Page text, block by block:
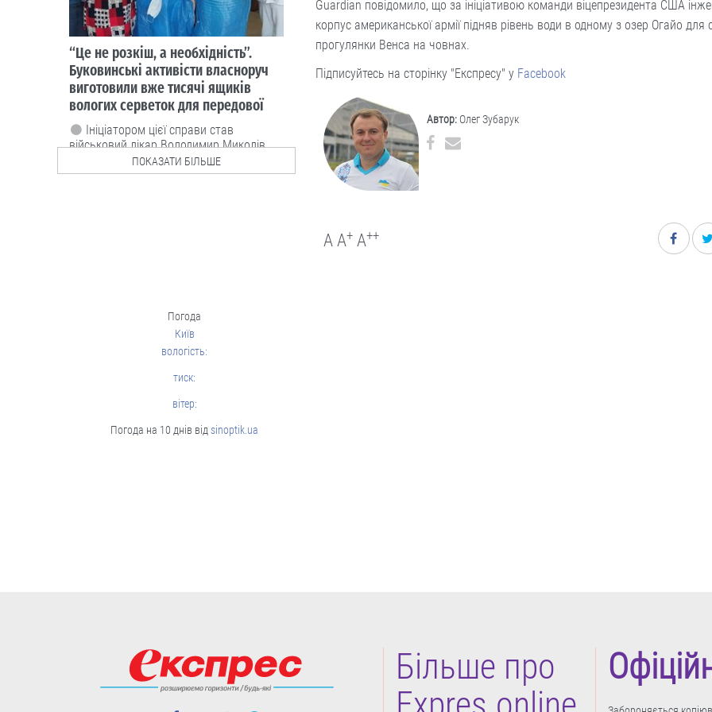
Guardian повідомило, що за ініціативою команди віцепрезидента США
корпус американської армії підняв рівень води в одному з озер Огайо для
прогулянки Венса на човнах.
Підписуйтесь на сторінку "Експресу" у Facebook
Автор: Олег Зубарук
A A+ A++
Погода
Київ
вологість:
тиск:
вітер:
Погода на 10 днів відsinoptik.ua
Стягнення боргу за
розпискою
Як повернути позичені кошти.
05.08
Люди і проблеми
Cтиль життя
ПОКАЗАТИ БІЛЬШЕ
Більше про